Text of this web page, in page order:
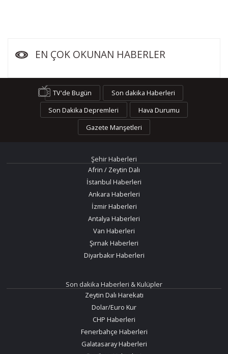
EN ÇOK OKUNAN HABERLER
TV'de Bugün
Son dakika Haberleri
Son Dakika Depremleri
Hava Durumu
Gazete Manşetleri
Şehir Haberleri
Afrin / Zeytin Dalı
İstanbul Haberleri
Ankara Haberleri
İzmir Haberleri
Antalya Haberleri
Van Haberleri
Şırnak Haberleri
Diyarbakır Haberleri
Son dakika Haberleri & Kulüpler
Zeytin Dalı Harekatı
Dolar/Euro Kur
CHP Haberleri
Fenerbahçe Haberleri
Galatasaray Haberleri